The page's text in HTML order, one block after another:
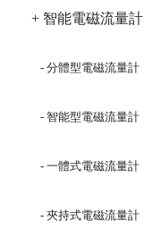
+ 智能電磁流量計
- 分體型電磁流量計
- 智能型電磁流量計
- 一體式電磁流量計
- 夾持式電磁流量計